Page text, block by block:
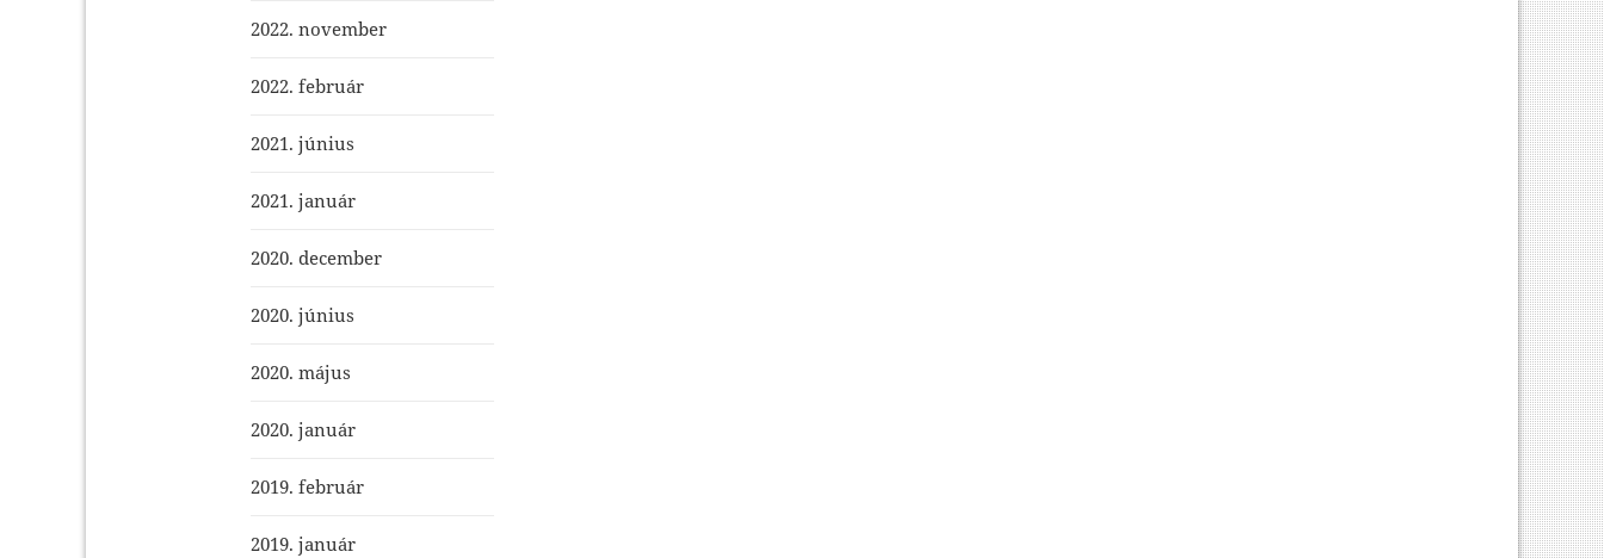
2022. november
2022. február
2021. június
2021. január
2020. december
2020. június
2020. május
2020. január
2019. február
2019. január